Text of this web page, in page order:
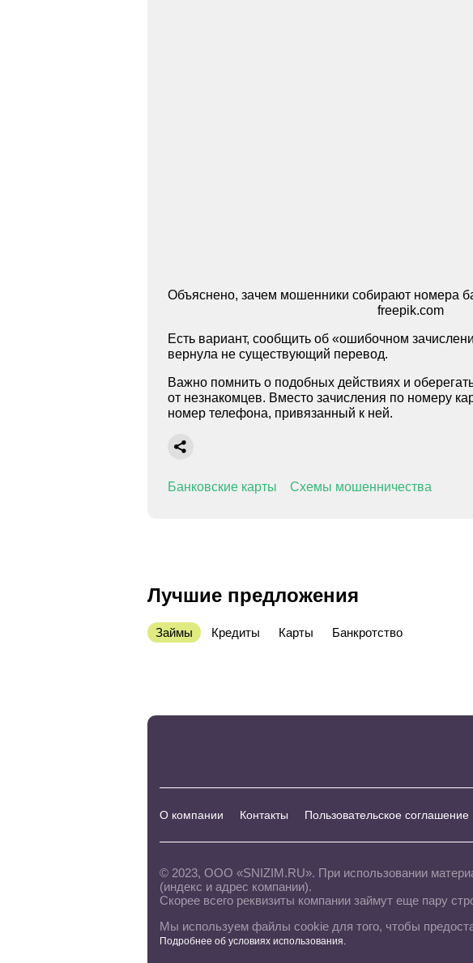
Объяснено, зачем мошенники собирают номера
freepik.com
Есть вариант, сообщить об «ошибочном
вернула не существующий перевод.
Важно помнить о подобных действиях и
от незнакомцев. Вместо зачисления по номеру
номер телефона, привязанный к ней.
Банковские карты Схемы мошенничества
Лучшие предложения
Займы Кредиты Карты Банкротство
О компании Контакты Пользовательское соглашение
© 2023, ООО «SNIZIM.RU». При использовании
(индекс и адрес компании).
Скорее всего реквизиты компании займут еще пару
Мы используем файлы cookie для того, чтобы
Подробнее об условиях использования.